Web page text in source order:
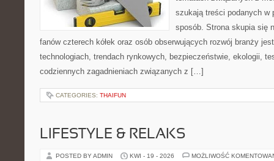
szukają treści podanych w
sposób. Strona skupia się
fanów czterech kółek oraz osób obserwujących rozwój branży
technologiach, trendach rynkowych, bezpieczeństwie, ekologii,
codziennych zagadnieniach związanych z […]
CATEGORIES: THAIFUN
LIFESTYLE & RELAKS
POSTED BY ADMIN KWI - 19 - 2026 MOŻLIWOŚĆ